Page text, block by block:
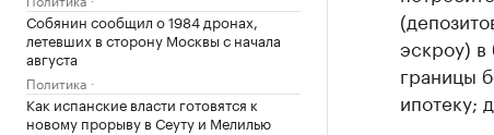
Собянин сообщил о 1984 дронах,
летевших в сторону Москвы с начала
августа
Политика
Как испанские власти готовятся к
новому прорыву в Сеуту и Мелилью
эскроу) в
границы
ипотеку;